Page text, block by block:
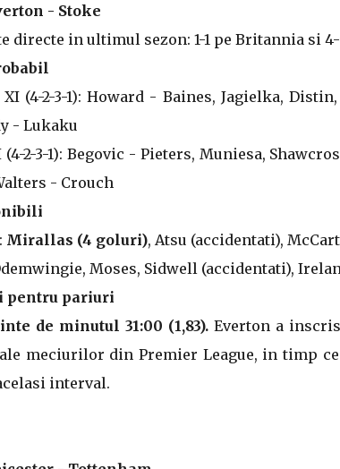
- Stoke
directe in ultimul sezon: 1-1 pe Britannia si
(4-2-3-1): Howard - Baines, Jagielka,
- Lukaku
(4-2-3-1): Begovic - Pieters, Muniesa,
- Crouch
Mirallas (4 goluri), Atsu (accidentati),
Moses, Sidwell (accidentati),
pentru pariuri
de minutul 31:00 (1,83). Everton a
meciurilor din Premier League, in timp
interval.